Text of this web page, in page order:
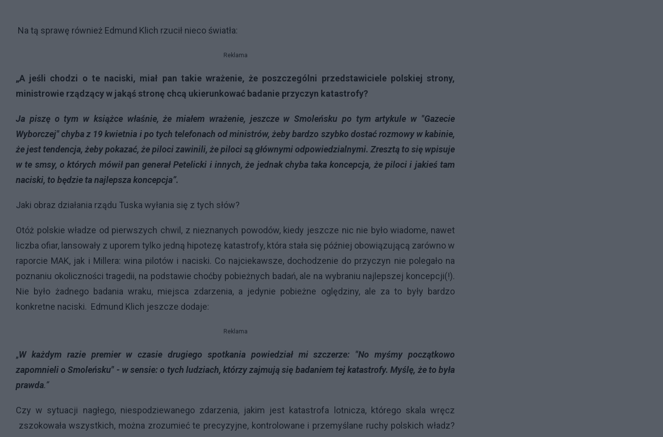
Na tą sprawę również Edmund Klich rzucił nieco światła:
Reklama
„A jeśli chodzi o te naciski, miał pan takie wrażenie, że poszczególni przedstawiciele polskiej strony,
ministrowie rządzący w jakąś stronę chcą ukierunkować badanie przyczyn katastrofy?
Ja piszę o tym w książce właśnie, że miałem wrażenie, jeszcze w Smoleńsku po tym artykule w "Gazecie
Wyborczej" chyba z 19 kwietnia i po tych telefonach od ministrów, żeby bardzo szybko dostać rozmowy w kabinie,
że jest tendencja, żeby pokazać, że piloci zawinili, że piloci są głównymi odpowiedzialnymi. Zresztą to się wpisuje
w te smsy, o których mówił pan generał Petelicki i innych, że jednak chyba taka koncepcja, że piloci i jakieś tam
naciski, to będzie ta najlepsza koncepcja”.
Jaki obraz działania rządu Tuska wyłania się z tych słów?
Otóż polskie władze od pierwszych chwil, z nieznanych powodów, kiedy jeszcze nic nie było wiadome, nawet
liczba ofiar, lansowały z uporem tylko jedną hipotezę katastrofy, która stała się później obowiązującą zarówno w
raporcie MAK, jak i Millera: wina pilotów i naciski. Co najciekawsze, dochodzenie do przyczyn nie polegało na
poznaniu okoliczności tragedii, na podstawie choćby pobieżnych badań, ale na wybraniu najlepszej koncepcji(!).
Nie było żadnego badania wraku, miejsca zdarzenia, a jedynie pobieżne oględziny, ale za to były bardzo
konkretne naciski. Edmund Klich jeszcze dodaje:
Reklama
„W każdym razie premier w czasie drugiego spotkania powiedział mi szczerze: "No myśmy początkowo
zapomnieli o Smoleńsku" - w sensie: o tych ludziach, którzy zajmują się badaniem tej katastrofy. Myślę, że to była
prawda.”
Czy w sytuacji nagłego, niespodziewanego zdarzenia, jakim jest katastrofa lotnicza, którego skala wręcz
zszokowała wszystkich, można zrozumieć te precyzyjne, kontrolowane i przemyślane ruchy polskich władz?